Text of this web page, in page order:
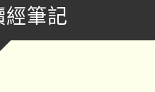
經筆記